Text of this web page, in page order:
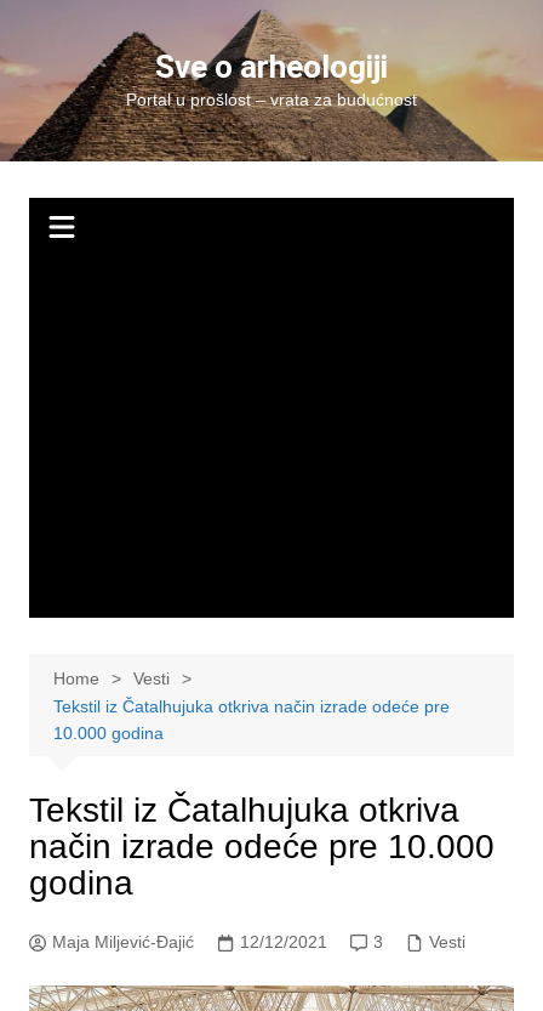
content
Sve o arheologiji
Portal u prošlost – vrata za budućnost
Home
Vesti
Tekstil iz Čatalhujuka otkriva način izrade odeće pre
10.000 godina
Tekstil iz Čatalhujuka otkriva
način izrade odeće pre 10.000
godina
Maja Miljević-Đajić 12/12/2021 3 Vesti